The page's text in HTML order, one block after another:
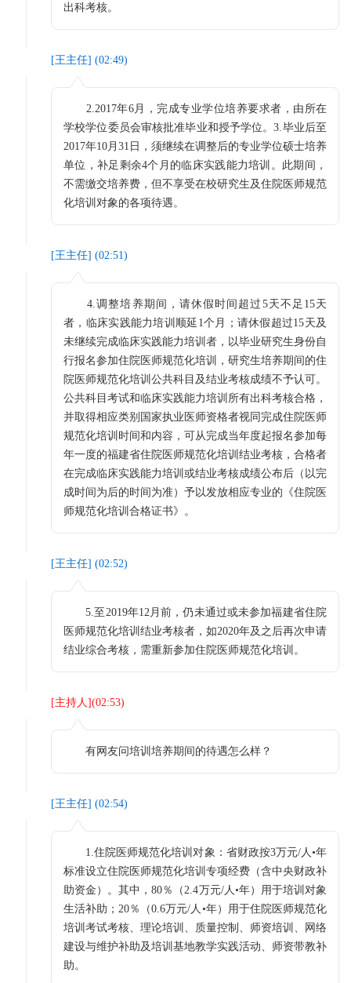
出科考核。
[王主任] (02:49)
2.2017年6月，完成专业学位培养要求者，由所在
学校学位委员会审核批准毕业和授予学位。3.毕业后至
2017年10月31日，须继续在调整后的专业学位硕士培养
单位，补足剩余4个月的临床实践能力培训。此期间，
不需缴交培养费，但不享受在校研究生及住院医师规范
化培训对象的各项待遇。
[王主任] (02:51 )
4.调整培养期间，请休假时间超过5天不足15天
者，临床实践能力培训顺延1个月；请休假超过15天及
未继续完成临床实践能力培训者，以毕业研究生身份自
行报名参加住院医师规范化培训，研究生培养期间的住
院医师规范化培训公共科目及结业考核成绩不予认可。
公共科目考试和临床实践能力培训所有出科考核合格，
并取得相应类别国家执业医师资格者视同完成住院医师
规范化培训时间和内容，可从完成当年度起报名参加每
年一度的福建省住院医师规范化培训结业考核，合格者
在完成临床实践能力培训或结业考核成绩公布后（以完
成时间为后的时间为准）予以发放相应专业的《住院医
师规范化培训合格证书》。
[王主任] (02:52)
5.至2019年12月前，仍未通过或未参加福建省住院
医师规范化培训结业考核者，如2020年及之后再次申请
结业综合考核，需重新参加住院医师规范化培训。
[主持人 ](02:53)
有网友问培训培养期间的待遇怎么样？
[王主任] (02:54)
1.住院医师规范化培训对象：省财政按3万元/人•年
标准设立住院医师规范化培训专项经费（含中央财政补
助资金）。其中，80％（2.4万元/人•年）用于培训对象
生活补助；20％（0.6万元/人•年）用于住院医师规范化
培训考试考核、理论培训、质量控制、师资培训、网络
建设与维护补助及培训基地教学实践活动、师资带教补
助。